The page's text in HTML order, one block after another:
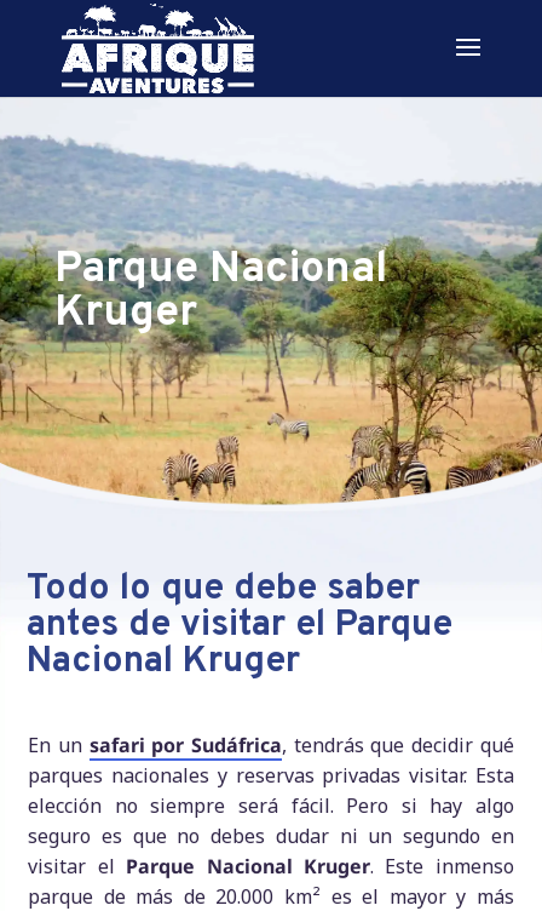
Parque Nacional
Kruger
Todo lo que debe saber
antes de visitar el Parque
Nacional Kruger
En un safari por Sudáfrica, tendrás que decidir qué
parques nacionales y reservas privadas visitar. Esta
elección no siempre será fácil. Pero si hay algo
seguro es que no debes dudar ni un segundo en
visitar el Parque Nacional Kruger. Este inmenso
parque de más de 20.000 km² es el mayor y más